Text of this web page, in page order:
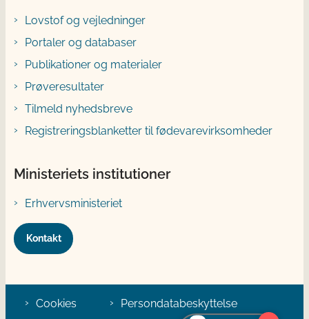
Lovstof og vejledninger
Portaler og databaser
Publikationer og materialer
Prøveresultater
Tilmeld nyhedsbreve
Registreringsblanketter til fødevarevirksomheder
Ministeriets institutioner
Erhvervsministeriet
Kontakt
Cookies Persondatabeskyttelse